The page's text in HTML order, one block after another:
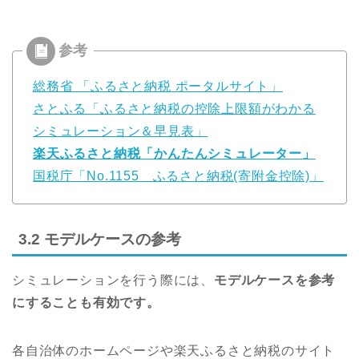
総務省 「ふるさと納税 ポータルサイト」
さとふる「ふるさと納税の控除上限額がわかる
シミュレーション＆早見表」
楽天ふるさと納税「かんたんシミュレーター」
国税庁「No.1155 ふるさと納税(寄附金控除)」
3.2 モデルケースの参考
シミュレーションを行う際には、 モデルケースを参考
にすることも有効です。
各自治体のホームページや楽天ふるさと納税のサイト